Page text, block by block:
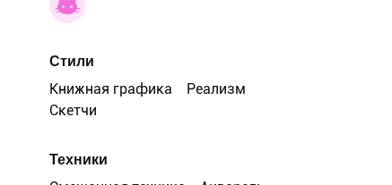
Стили
Книжная графика
Реализм
Скетчи
Техники